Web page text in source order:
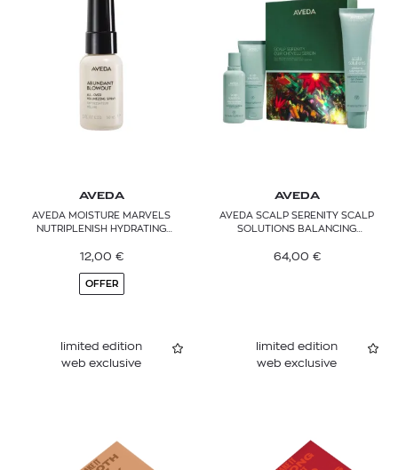
AVEDA
AVEDA MOISTURE MARVELS
NUTRIPLENISH HYDRATING
12,00 €
OFFER
AVEDA
AVEDA SCALP SERENITY SCALP
SOLUTIONS BALANCING
64,00 €
limited edition
web exclusive
limited edition
web exclusive